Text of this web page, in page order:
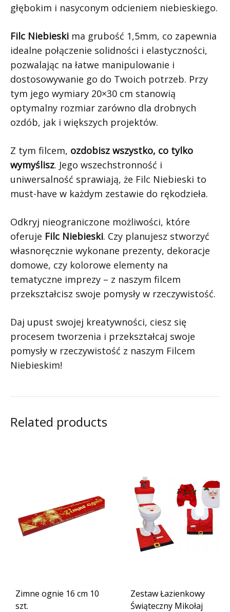
głębokim i nasyconym odcieniem niebieskiego.
Filc Niebieski ma grubość 1,5mm, co zapewnia
idealne połączenie solidności i elastyczności,
pozwalając na łatwe manipulowanie i
dostosowywanie go do Twoich potrzeb. Przy
tym jego wymiary 20×30 cm stanowią
optymalny rozmiar zarówno dla drobnych
ozdób, jak i większych projektów.
Z tym filcem, ozdobisz wszystko, co tylko
wymyślisz. Jego wszechstronność i
uniwersalność sprawiają, że Filc Niebieski to
must-have w każdym zestawie do rękodzieła.
Odkryj nieograniczone możliwości, które
oferuje Filc Niebieski. Czy planujesz stworzyć
własnoręcznie wykonane prezenty, dekoracje
domowe, czy kolorowe elementy na
tematyczne imprezy – z naszym filcem
przekształcisz swoje pomysły w rzeczywistość.
Daj upust swojej kreatywności, ciesz się
procesem tworzenia i przekształcaj swoje
pomysły w rzeczywistość z naszym Filcem
Niebieskim!
Related products
Zimne ognie 16 cm 10
szt.
Zestaw Łazienkowy
Świąteczny Mikołaj